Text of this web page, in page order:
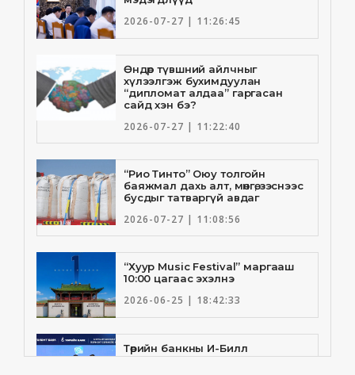
2026-07-27 | 11:26:45
Өндөр түвшний айлчныг
хүлээлгэж бухимдуулан
“дипломат алдаа” гаргасан
сайд хэн бэ?
2026-07-27 | 11:22:40
“Рио Тинто” Оюу толгойн
баяжмал дахь алт, мөнгө, зэснээс
бусдыг татваргүй авдаг
2026-07-27 | 11:08:56
“Хуур Music Festival” маргааш
10:00 цагаас эхэлнэ
2026-06-25 | 18:42:33
Төрийн банкны И-Билл
үйлчилгээнд Голомт банк